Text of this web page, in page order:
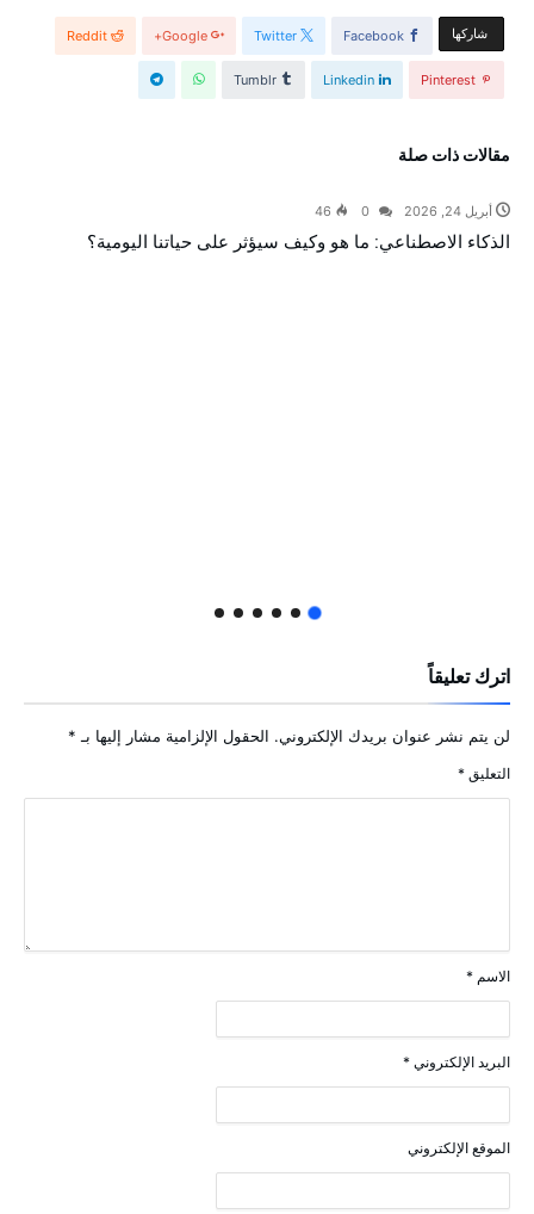
‫‫ شاركها‬ Facebook
Twitter
Google+
Reddit
Pinterest
Linkedin
Tumblr
‫مقالات ذات صلة‬
أبريل 24, 2026 46
الذكاء الاصطناعي: ما هو وكيف سيؤثر على حياتنا اليومية؟
اترك تعليقاً
لن يتم نشر عنوان بريدك الإلكتروني. الحقول الإلزامية مشار إليها بـ *
التعليق *
الاسم *
البريد الإلكتروني *
الموقع الإلكتروني